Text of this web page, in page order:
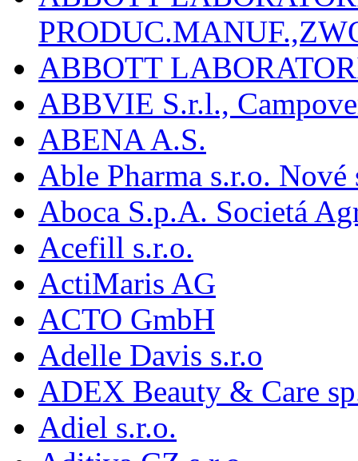
ABBOTT
ABBVIE S.r.l.,
ABENA A.S.
Able Pharma s.r.o.
Aboca S.p.A. Societá
Acefill s.r.o.
ActiMaris AG
ACTO GmbH
Adelle Davis s.r.o
ADEX Beauty & Care
Adiel s.r.o.